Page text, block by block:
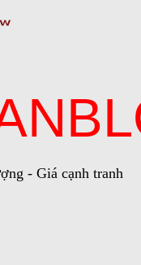
- Giá cạnh tranh